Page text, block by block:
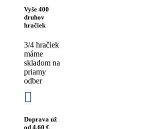
Vyše 400
druhov
hračiek
3/4 hračiek
máme
skladom na
priamy
odber
Doprava už
od 4,60 €